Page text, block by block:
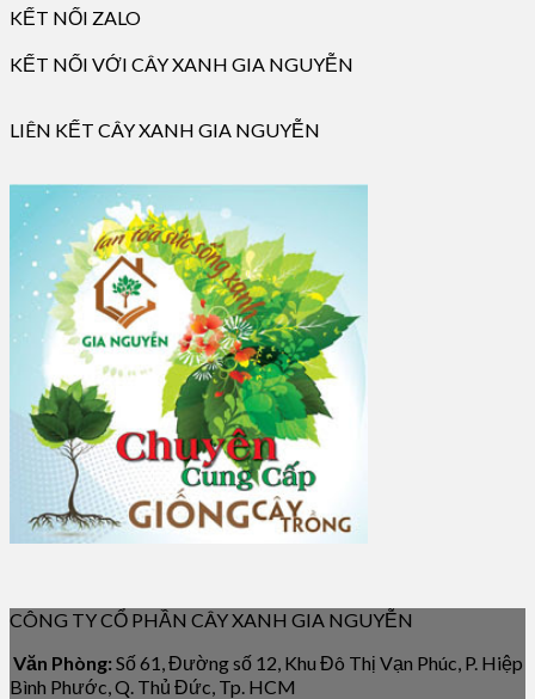
KẾT NỐI ZALO
KẾT NỐI VỚI CÂY XANH GIA NGUYỄN
LIÊN KẾT CÂY XANH GIA NGUYỄN
CÔNG TY CỔ PHẦN CÂY XANH GIA NGUYỄN
Văn Phòng: Số 61, Đường số 12, Khu Đô Thị Vạn Phúc, P. Hiệp
Bình Phước, Q. Thủ Đức, Tp. HCM